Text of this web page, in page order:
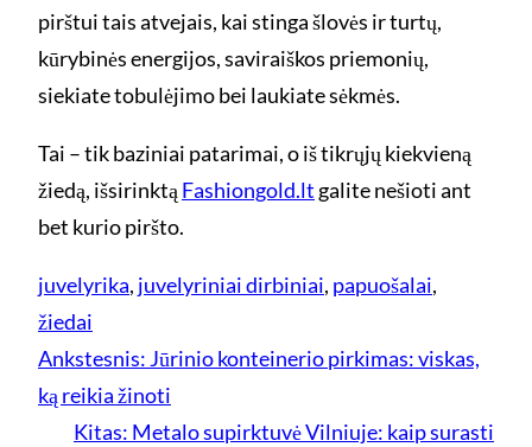
pirštui tais atvejais, kai stinga šlovės ir turtų,
kūrybinės energijos, saviraiškos priemonių,
siekiate tobulėjimo bei laukiate sėkmės.
Tai – tik baziniai patarimai, o iš tikrųjų kiekvieną
žiedą, išsirinktą Fashiongold.lt galite nešioti ant
bet kurio piršto.
juvelyrika, juvelyriniai dirbiniai, papuošalai
žiedai
Ankstesnis: Jūrinio konteinerio pirkimas: viskas,
ką reikia žinoti
Kitas: Metalo supirktuvė Vilniuje: kaip surasti